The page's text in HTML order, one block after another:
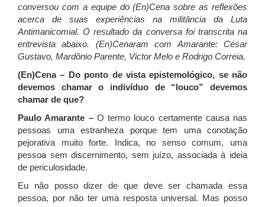
conversou com a equipe do (En)Cena sobre as reflexões
acerca de suas experiências na militância da Luta
Antimanicomial. O resultado da conversa foi transcrita na
entrevista abaixo. (En)Cenaram com Amarante: César
Gustavo, Mardônio Parente, Victor Melo e Rodrigo Correia.
(En)Cena – Do ponto de vista epistemológico, se não
devemos chamar o indivíduo de “louco” devemos
chamar de que?
Paulo Amarante – O termo louco certamente causa nas
pessoas uma estranheza porque tem uma conotação
pejorativa muito forte. Indica, no senso comum, uma
pessoa sem discernimento, sem juízo, associada à ideia
de periculosidade.
Eu não posso dizer de que deve ser chamada essa
pessoa, por não ter uma resposta universal. Mas posso